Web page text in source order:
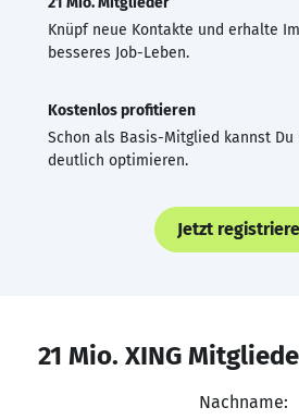
Knüpf neue Kontakte und erhalte
besseres Job-Leben.
Kostenlos profitieren
Schon als Basis-Mitglied kannst Du
deutlich optimieren.
Jetzt
21 Mio. XING
Nachname: